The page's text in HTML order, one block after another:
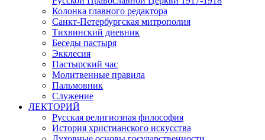
Колонка главного редактора
Санкт-Петербургская митрополия
Тихвинский дневник
Беседы пастыря
Экклесия
Пастырский час
Молитвенные правила
Пальмовник
Служение
ЛЕКТОРИЙ
Русская религиозная философия
История христианского искусства